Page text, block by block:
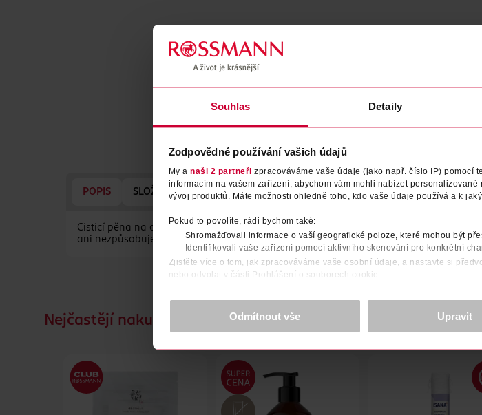
Souhlas Detaily
Zodpovědné používání vašich údajů
My a naši 2 partneři zpracováváme vaše údaje (jako např. číslo IP) pomocí
informacím na vašem zařízení, abychom vám mohli nabízet
vývoj produktů. Máte možnosti ohledně toho, kdo vaše údaje používá a k
Pokud to povolíte, rádi bychom také:
Shromažďovali informace o vaší geografické poloze, které mohou být
Identifikovali vaše zařízení pomocí aktivního skenování pro konkrétní
Zjistěte více o tom, jak zpracováváme vaše osobní údaje, a nastavte si
nebo odvolat v části Prohlášení o souborech cookie.
K provozu stránek, personalizaci obsahu a reklam, funkcí sociálních médií,
prohlášení o ochraně osobních údajů.
Děkujeme za pochopení. >více o cookies<
Odmítnout vše Upravit
POPIS SLOŽENÍ VYROBENO V VÝROBCE/DODAVATEL OBJEM
Čisticí pěna na obličej je nadýchaná verze čisticího gelu na obličej. Dokonale
ani nezpůsobuje její vysušení.
Nejčastějí nakupované společně